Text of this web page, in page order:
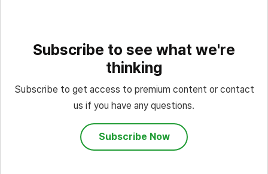
Subscribe to see what we're
thinking
Subscribe to get access to premium content or contact
us if you have any questions.
Subscribe Now